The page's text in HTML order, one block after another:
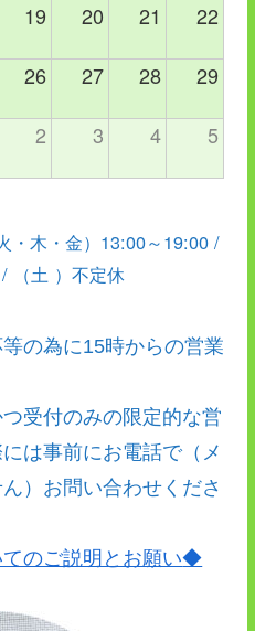
19 20 21 22
26 27 28 29
2 3 4 5
・木・金）13:00～19:00 /
（土 ）不定休
の為に15時からの営業
受付のみの限定的な営
は事前にお電話で（メ
）お問い合わせくださ
のご説明とお願い◆